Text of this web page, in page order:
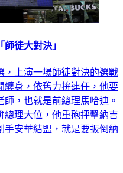
徒大對決」
，上演一場師徒對決的選戰
纏身，依舊力拚連任，他要
，也就是前總理馬哈迪。
總理大位，他重砲抨擊納吉
手安華結盟，就是要扳倒納